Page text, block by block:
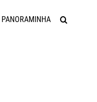
PANORAMINHA